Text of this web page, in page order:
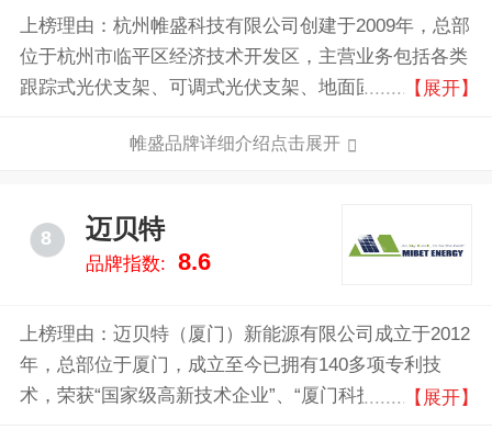
杯最放心支架企业”大奖。
上榜理由：杭州帷盛科技有限公司创建于2009年，总部
位于杭州市临平区经济技术开发区，主营业务包括各类
跟踪式光伏支架、可调式光伏支架、地面固定式光伏支
架、光伏智能清扫、建筑支吊架和分布式电站开发等，
【展开】
帷盛品牌详细介绍点击展开
8 迈贝特
品牌指数: 8.6
上榜理由：迈贝特（厦门）新能源有限公司成立于2012
年，总部位于厦门，成立至今已拥有140多项专利技
术，荣获“国家级高新技术企业”、“厦门科技小巨人领军
【展开】